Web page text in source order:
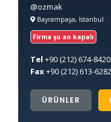
@ozmak
Bayrampaşa, İstanbul
Firma şu an kapalı
Tel +90(212) 674-8420
Fax+90(212) 613-6282
ÜRÜNLER